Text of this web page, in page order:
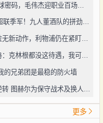
大连英博3-1双杀泰山！李国旭曝赢球密码，毛伟杰迎职业百场里程碑
桐梓窖酒队斩获2026遵义酒业足球超联季军！九人董酒队的拼劲太戳人
罗马诺最新披露：阿森纳与巴尔科拉无新动作，利物浦仍在紧盯目标
杨瀚森在开拓者能玩弧顶发牌？段冉：克林根都没这待遇，我可不太看好
的兄弟团是最稳的防火墙
更多